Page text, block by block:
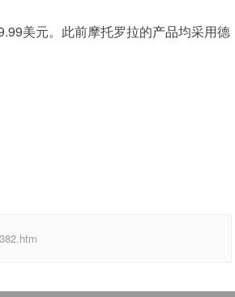
美元。此前摩托罗拉的产品均采用德